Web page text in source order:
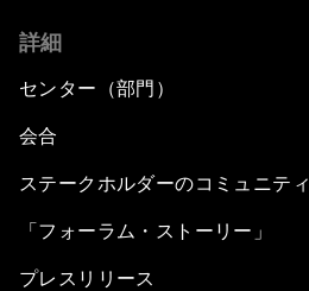
詳細
センター（部門）
会合
ステークホルダーのコミュニティ
「フォーラム・ストーリー」
プレスリリース